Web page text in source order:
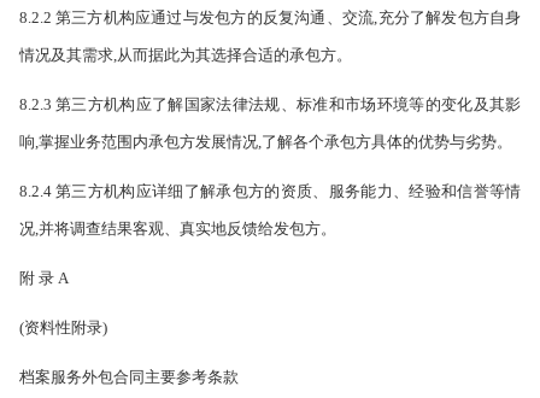
8.2.2 第三方机构应通过与发包方的反复沟通、交流,充分了解发包方自身
情况及其需求,从而据此为其选择合适的承包方。
8.2.3 第三方机构应了解国家法律法规、标准和市场环境等的变化及其影
响,掌握业务范围内承包方发展情况,了解各个承包方具体的优势与劣势。
8.2.4 第三方机构应详细了解承包方的资质、服务能力、经验和信誉等情
况,并将调查结果客观、真实地反馈给发包方。
附 录 A
(资料性附录)
档案服务外包合同主要参考条款